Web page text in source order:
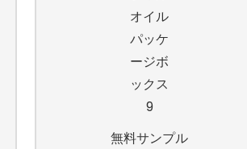
無料サンプル